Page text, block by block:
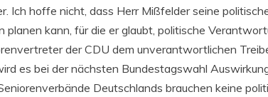
Ich hoffe nicht, dass Herr Mißfelder seine
planen kann, für die er glaubt, politische
der CDU dem unverantwortlichen
es bei der nächsten Bundestagswahl
Deutschlands brauchen keine